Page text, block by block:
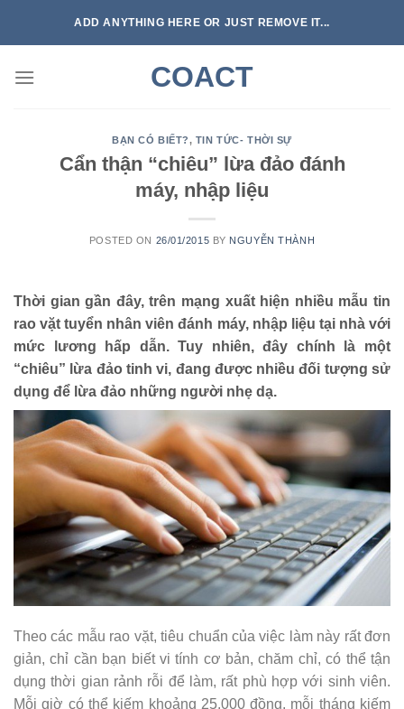
ADD ANYTHING HERE OR JUST REMOVE IT...
COACT
BẠN CÓ BIẾT?, TIN TỨC- THỜI SỰ
Cẩn thận “chiêu” lừa đảo đánh
máy, nhập liệu
POSTED ON 26/01/2015 BY NGUYỄN THÀNH
Thời gian gần đây, trên mạng xuất hiện nhiều mẫu tin
rao vặt tuyển nhân viên đánh máy, nhập liệu tại nhà với
mức lương hấp dẫn. Tuy nhiên, đây chính là một
“chiêu” lừa đảo tinh vi, đang được nhiều đối tượng sử
dụng để lừa đảo những người nhẹ dạ.
Theo các mẫu rao vặt, tiêu chuẩn của việc làm này rất đơn
giản, chỉ cần bạn biết vi tính cơ bản, chăm chỉ, có thể tận
dụng thời gian rảnh rỗi để làm, rất phù hợp với sinh viên.
Mỗi giờ có thể kiếm khoảng 25.000 đồng, mỗi tháng kiếm